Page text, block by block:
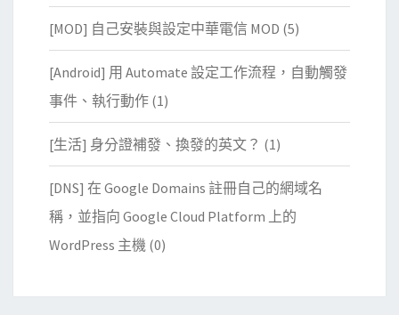
[MOD] 自己安裝與設定中華電信 MOD (5)
[Android] 用 Automate 設定工作流程，自動觸發
事件、執行動作 (1)
[生活] 身分證補發、換發的英文？ (1)
[DNS] 在 Google Domains 註冊自己的網域名
稱，並指向 Google Cloud Platform 上的
WordPress 主機 (0)